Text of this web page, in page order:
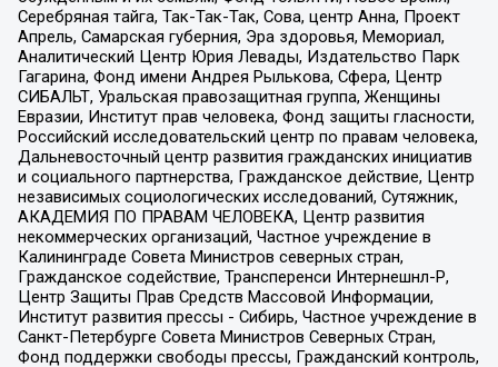
Серебряная тайга, Так-Так-Так, Сова, центр Анна, Проект
Апрель, Самарская губерния, Эра здоровья, Мемориал,
Аналитический Центр Юрия Левады, Издательство Парк
Гагарина, Фонд имени Андрея Рылькова, Сфера, Центр
СИБАЛЬТ, Уральская правозащитная группа, Женщины
Евразии, Институт прав человека, Фонд защиты гласности,
Российский исследовательский центр по правам человека,
Дальневосточный центр развития гражданских инициатив
и социального партнерства, Гражданское действие, Центр
независимых социологических исследований, Сутяжник,
АКАДЕМИЯ ПО ПРАВАМ ЧЕЛОВЕКА, Центр развития
некоммерческих организаций, Частное учреждение в
Калининграде Совета Министров северных стран,
Гражданское содействие, Трансперенси Интернешнл-Р,
Центр Защиты Прав Средств Массовой Информации,
Институт развития прессы - Сибирь, Частное учреждение в
Санкт-Петербурге Совета Министров Северных Стран,
Фонд поддержки свободы прессы, Гражданский контроль,